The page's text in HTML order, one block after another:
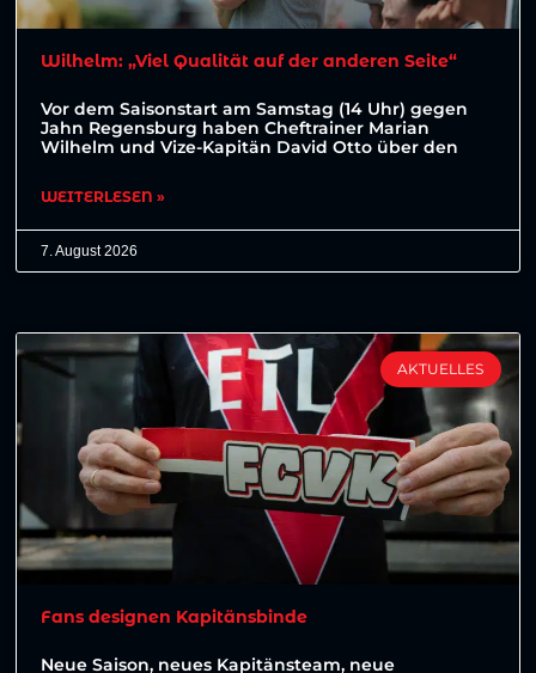
Wilhelm: „Viel Qualität auf der anderen Seite“
Vor dem Saisonstart am Samstag (14 Uhr) gegen
Jahn Regensburg haben Cheftrainer Marian
Wilhelm und Vize-Kapitän David Otto über den
WEITERLESEN »
7. August 2026
AKTUELLES
Fans designen Kapitänsbinde
Neue Saison, neues Kapitänsteam, neue